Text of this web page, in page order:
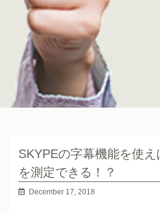
SKYPEの字幕機能を使
を測定できる！？
December 17, 2018